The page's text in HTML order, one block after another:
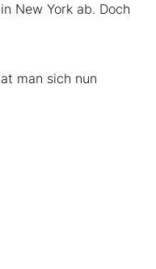
New York ab. Doch
man sich nun